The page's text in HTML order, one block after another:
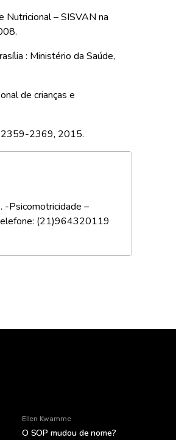
Nutricional – SISVAN na
: Ministério da Saúde,
de crianças e
2369, 2015.
-Psicomotricidade –
telefone: (21)964320119
Ellen Kwamme
O SOP mudou de nome?